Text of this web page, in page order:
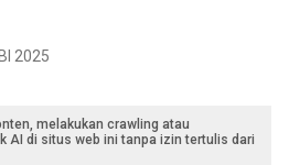
2025
melakukan crawling atau
AI di situs web ini tanpa izin tertulis dari